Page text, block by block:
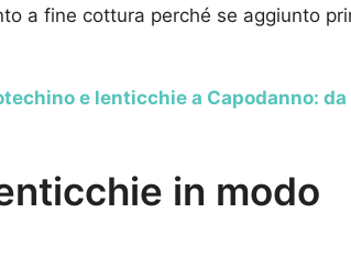
a fine cottura perché se aggiunto
e lenticchie a Capodanno:
in modo